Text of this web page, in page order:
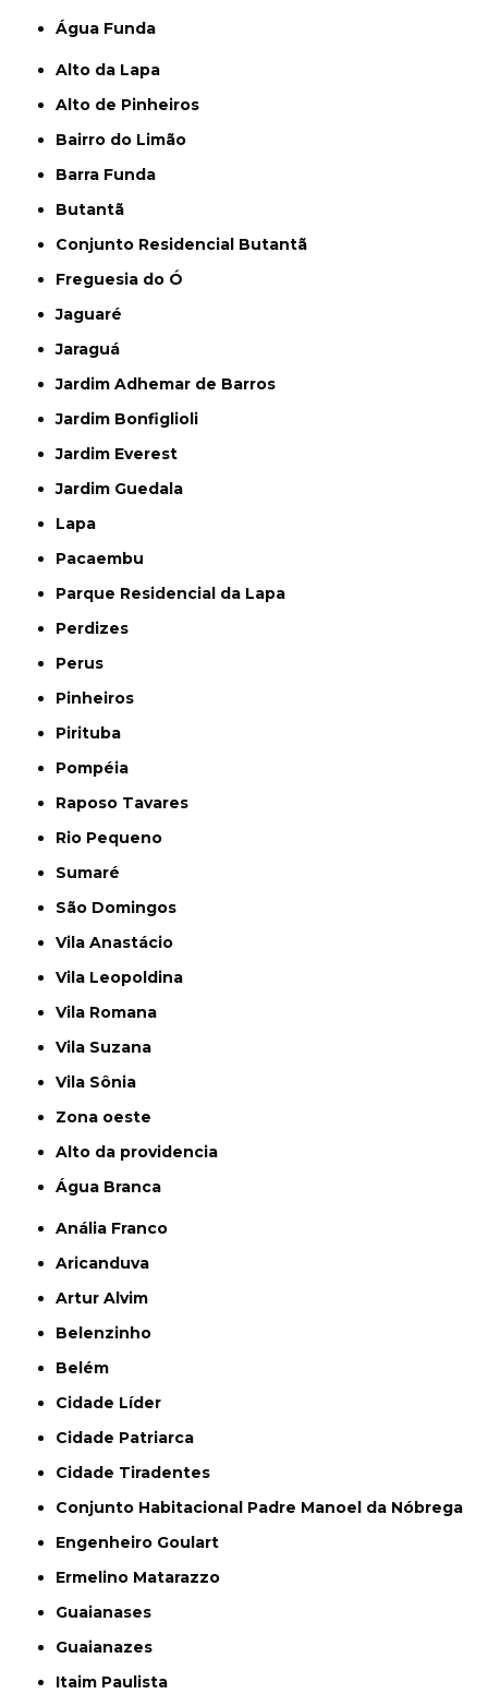
Água Funda
Alto da Lapa
Alto de Pinheiros
Bairro do Limão
Barra Funda
Butantã
Conjunto Residencial Butantã
Freguesia do Ó
Jaguaré
Jaraguá
Jardim Adhemar de Barros
Jardim Bonfiglioli
Jardim Everest
Jardim Guedala
Lapa
Pacaembu
Parque Residencial da Lapa
Perdizes
Perus
Pinheiros
Pirituba
Pompéia
Raposo Tavares
Rio Pequeno
Sumaré
São Domingos
Vila Anastácio
Vila Leopoldina
Vila Romana
Vila Suzana
Vila Sônia
Zona oeste
alto da providencia
Água Branca
Anália Franco
Aricanduva
Artur Alvim
Belenzinho
Belém
Cidade Líder
Cidade Patriarca
Cidade Tiradentes
Conjunto Habitacional Padre Manoel da Nóbrega
Engenheiro Goulart
Ermelino Matarazzo
Guaianases
Guaianazes
Itaim Paulista